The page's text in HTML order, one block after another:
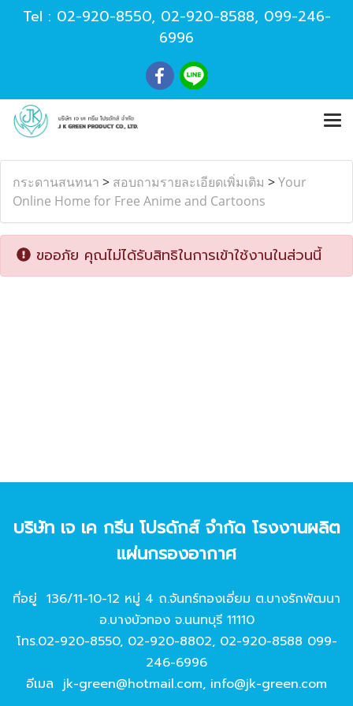
Tel : 02-920-8550, 02-920-8588, 099-246-
6996
กระดานสนทนา > สอบถามรายละเอียดเพิ่มเติม >Your
Online Home for Free Anime and Cartoons
ขออภัย คุณไม่ได้รับสิทธิในการเข้าใช้งานในส่วนนี้
บริษัท เจ เค กรีน โปรดักส์ จํากัด โรงงานผลิต
แผ่นกรองอากาศ
ที่อยู่ 136/11-10-12 หมู่ 4 ถ.จันทร์ทองเอี่ยม ต.บางรักพัฒนา
อ.บางบัวทอง จ.นนทบุรี 11110
โทร.02-920-8550, 02-920-8802, 02-920-8588 099-
246-6996
อีเมล jk-green@hotmail.com, info@jk-green.com